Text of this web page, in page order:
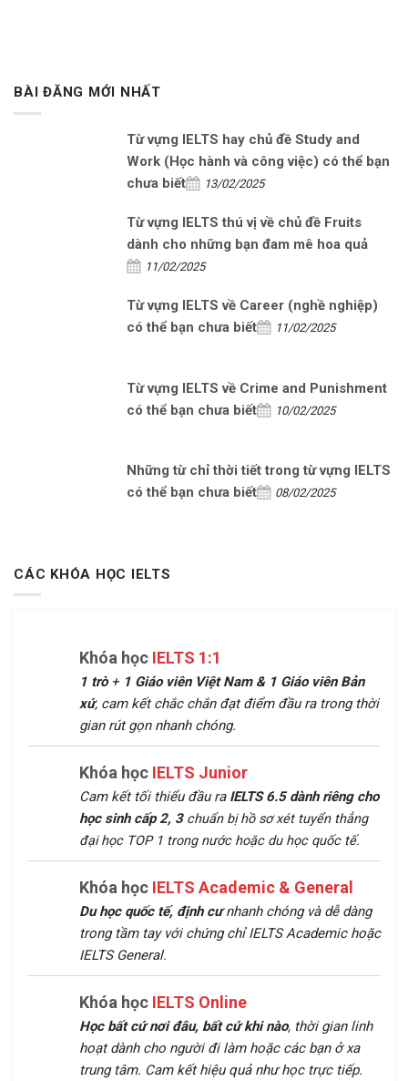
BÀI ĐĂNG MỚI NHẤT
Từ vựng IELTS hay chủ đề Study and
Work (Học hành và công việc) có thể bạn
chưa biết
13/02/2025
Từ vựng IELTS thú vị về chủ đề Fruits
dành cho những bạn đam mê hoa quả
11/02/2025
Từ vựng IELTS về Career (nghề nghiệp)
có thể bạn chưa biết
11/02/2025
Từ vựng IELTS về Crime and Punishment
có thể bạn chưa biết
10/02/2025
Những từ chỉ thời tiết trong từ vựng IELTS
có thể bạn chưa biết
08/02/2025
CÁC KHÓA HỌC IELTS
Khóa học IELTS 1:1
1 trò+ 1 Giáo viên Việt Nam & 1 Giáo viên Bản
xứ, cam kết chắc chắn đạt điểm đầu ra trong thời
gian rút gọn nhanh chóng.
Khóa học IELTS Junior
Cam kết tối thiểu đầu raIELTS 6.5 dành riêng cho
học sinh cấp 2, 3 chuẩn bị hồ sơ xét tuyển thẳng
đại học TOP 1 trong nước hoặc du học quốc tế.
Khóa học IELTS Academic & General
Du học quốc tế, định cưnhanh chóng và dễ dàng
trong tầm tay với chứng chỉ IELTS Academic hoặc
IELTS General.
Khóa học IELTS Online
Học bất cứ nơi đâu, bất cứ khi nào, thời gian linh
hoạt dành cho người đi làm hoặc các bạn ở xa
trung tâm. Cam kết hiệu quả như học trực tiếp.